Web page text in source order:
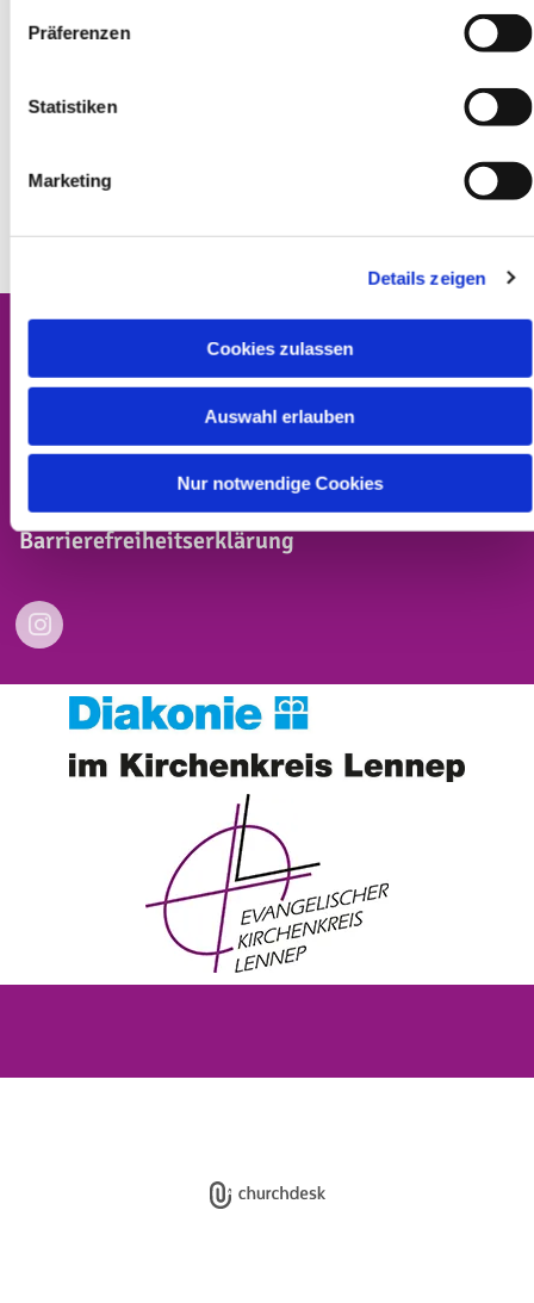
Präferenzen
Statistiken
Marketing
Details zeigen
Cookies zulassen
Auswahl erlauben
Nur notwendige Cookies
Impressum
Datenschutzerklärung
Barrierefreiheitserklärung